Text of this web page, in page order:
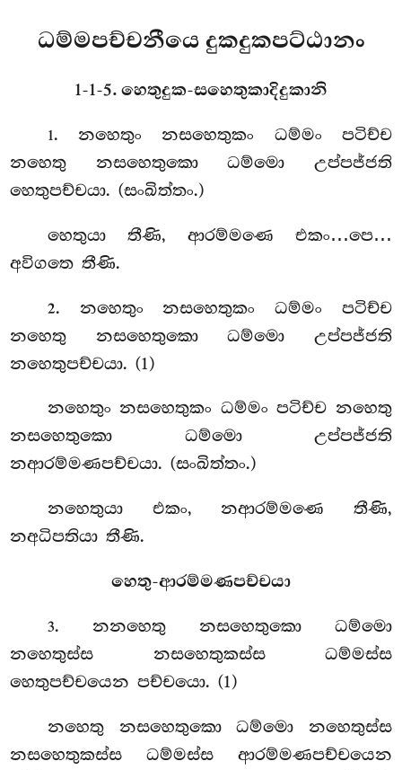
ධම්මපච්චනීයෙ දුකදුකපට්ඨානං
1-1-5. හෙතුදුක-සහෙතුකාදිදුකානි
1. නහෙතුංනසහෙතුකං ධම්මං පටිච්ච
නහෙතු නසහෙතුකො ධම්මො උප්පජ්ජති
හෙතුපච්චයා. (සංඛිත්තං.)
හෙතුයා තීණි, ආරම්මණෙ එකං…පෙ…
අවිගතෙ තීණි.
2. නහෙතුං නසහෙතුකං ධම්මං පටිච්ච
නහෙතු නසහෙතුකො ධම්මො උප්පජ්ජති
නහෙතුපච්චයා. (1)
නහෙතුං නසහෙතුකං ධම්මං පටිච්ච නහෙතු
නසහෙතුකො ධම්මො උප්පජ්ජති
නආරම්මණපච්චයා. (සංඛිත්තං.)
නහෙතුයා එකං, නආරම්මණෙ තීණි,
නඅධිපතියා තීණි.
හෙතු-ආරම්මණපච්චයා
3. නනහෙතු නසහෙතුකො ධම්මො
නහෙතුස්ස නසහෙතුකස්ස ධම්මස්ස
හෙතුපච්චයෙන පච්චයො. (1)
නහෙතු නසහෙතුකො ධම්මො නහෙතුස්ස
නසහෙතුකස්ස ධම්මස්ස ආරම්මණපච්චයෙන